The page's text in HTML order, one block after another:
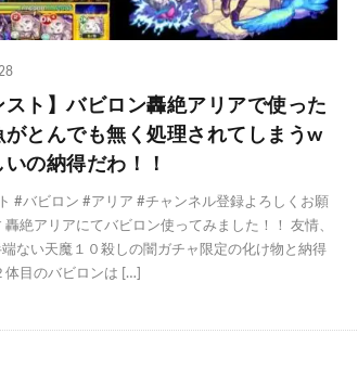
スト】バビロン轟絶アリアで使った
がとんでも無く処理されてしまうw
いの納得だわ！！
#バビロン #アリア #チャンネル登録よろしくお願
轟絶アリアにてバビロン使ってみました！！ 友情、
ない天魔１０殺しの闇ガチャ限定の化け物と納得
体目のバビロンは […]